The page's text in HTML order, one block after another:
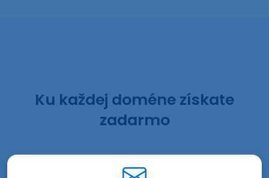
Ku každej doméne získate
zadarmo